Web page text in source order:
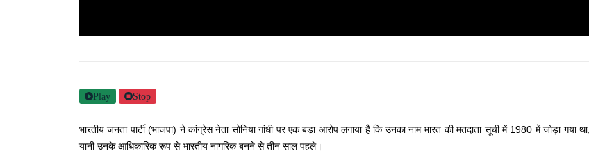
Play Stop
भारतीय जनता पार्टी (भाजपा) ने कांग्रेस नेता सोनिया गांधी पर एक बड़ा आरोप लगाया है कि उनका नाम भारत की मतदाता सूची में 1980 में जोड़ा गया था,
यानी उनके आधिकारिक रूप से भारतीय नागरिक बनने से तीन साल पहले।